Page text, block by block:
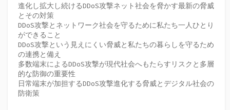
進化し拡大し続けるDDoS攻撃ネット社会を脅かす最新の脅威
とその対策
DDoS攻撃とネットワーク社会を守るために私たち一人ひとり
ができること
DDoS攻撃という見えにくい脅威と私たちの暮らしを守るため
の連携と備え
多数端末によるDDoS攻撃が現代社会へもたらすリスクと多層
的な防御の重要性
日常端末が加担するDDoS攻撃進化する脅威とデジタル社会の
防衛策